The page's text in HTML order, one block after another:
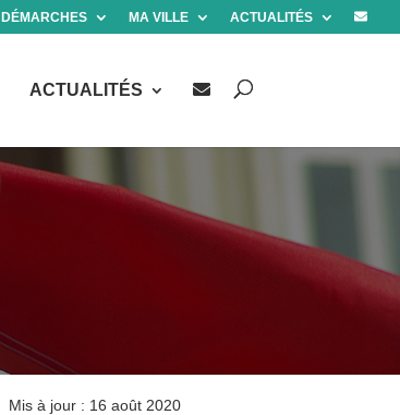
DÉMARCHES MA VILLE ACTUALITÉS
ACTUALITÉS
Mis à jour : 16 août 2020